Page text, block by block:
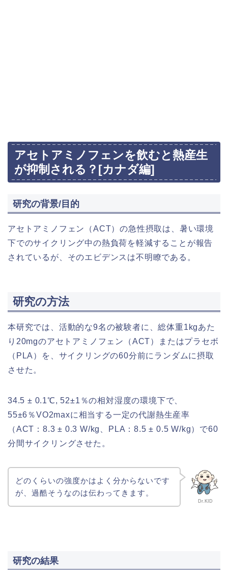
アセトアミノフェンを飲むと熱産生
が抑制される？[カナダ編]
研究の背景/目的
アセトアミノフェン（ACT）の急性摂取は、暑い環境
下でのサイクリング中の熱負荷を軽減することが報告
されているが、そのエビデンスは不明瞭である。
研究の方法
本研究では、活動的な9名の被験者に、総体重1kgあた
り20mgのアセトアミノフェン（ACT）またはプラセボ
（PLA）を、サイクリングの60分前にランダムに摂取
させた。
34.5 ± 0.1℃, 52±1％の相対湿度の環境下で、
55±6％VO2maxに相当する一定の代謝熱生産率
（ACT：8.3 ± 0.3 W/kg、PLA：8.5 ± 0.5 W/kg）で60
分間サイクリングさせた。
Dr.KID
どのくらいの強度かはよく分からないです
が、過酷そうなのは伝わってきます。
研究の結果